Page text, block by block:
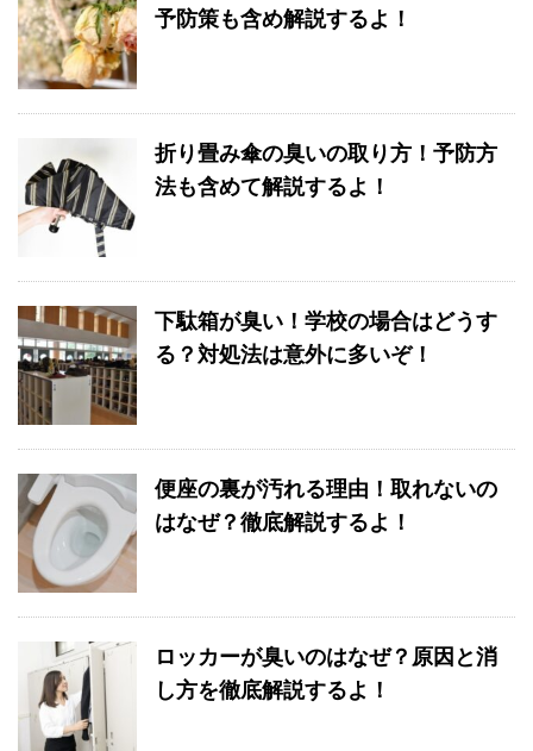
予防策も含め解説するよ！
折り畳み傘の臭いの取り方！予防方
法も含めて解説するよ！
下駄箱が臭い！学校の場合はどうす
る？対処法は意外に多いぞ！
便座の裏が汚れる理由！取れないの
はなぜ？徹底解説するよ！
ロッカーが臭いのはなぜ？原因と消
し方を徹底解説するよ！